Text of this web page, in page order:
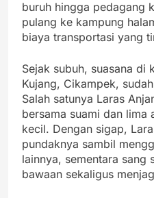
buruh hingga pedagang
pulang ke kampung
biaya transportasi yang
Sejak subuh, suasana di
Kujang, Cikampek,
Salah satunya Laras
bersama suami dan lima
kecil. Dengan sigap,
pundaknya sambil
lainnya, sementara sang
bawaan sekaligus